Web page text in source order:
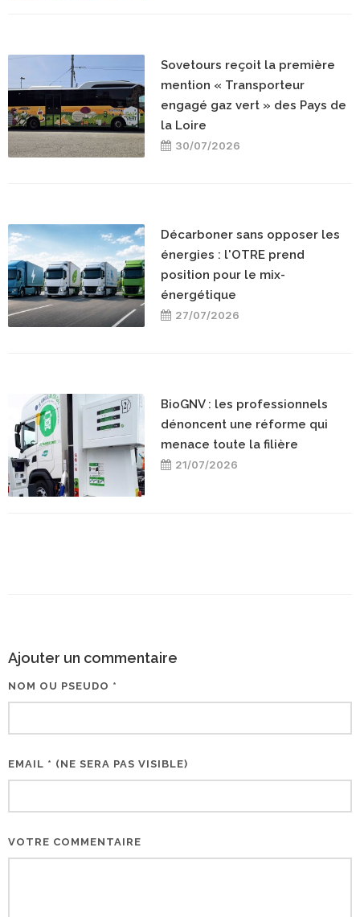
Sovetours reçoit la première
mention « Transporteur
engagé gaz vert » des Pays de
la Loire
30/07/2026
Décarboner sans opposer les
énergies : l'OTRE prend
position pour le mix-
énergétique
27/07/2026
BioGNV : les professionnels
dénoncent une réforme qui
menace toute la filière
21/07/2026
Ajouter un commentaire
NOM OU PSEUDO *
EMAIL * (NE SERA PAS VISIBLE)
VOTRE COMMENTAIRE